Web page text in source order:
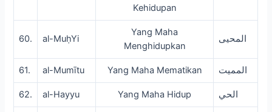
Kehidupan
60. al-MuḥYi
Yang Maha
Menghidupkan
المحيى
61. al-Mumītu Yang Maha Mematikan المميت
62. al-Hayyu Yang Maha Hidup الحي